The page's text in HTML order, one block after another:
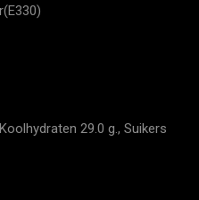
29.0 g., Suikers